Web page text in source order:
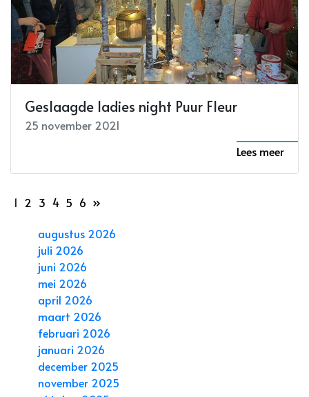
Geslaagde ladies night Puur Fleur
25 november 2021
Lees meer
1 2 3 4 5 6 »
augustus 2026
juli 2026
juni 2026
mei 2026
april 2026
maart 2026
februari 2026
januari 2026
december 2025
november 2025